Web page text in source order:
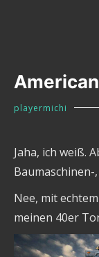
playermichi
Jaha, ich weiß.
Nee, mit
meinen 40er